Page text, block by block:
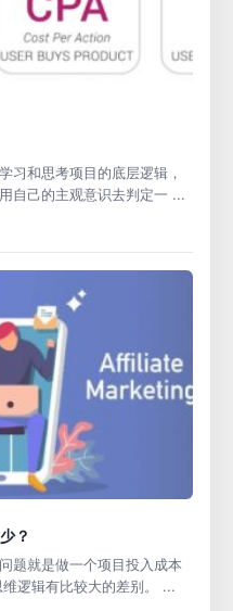
习和思考项目的底层逻辑，
自己的主观意识去判定一 ...
？
题就是做一个项目投入成本
逻辑有比较大的差别。 ...